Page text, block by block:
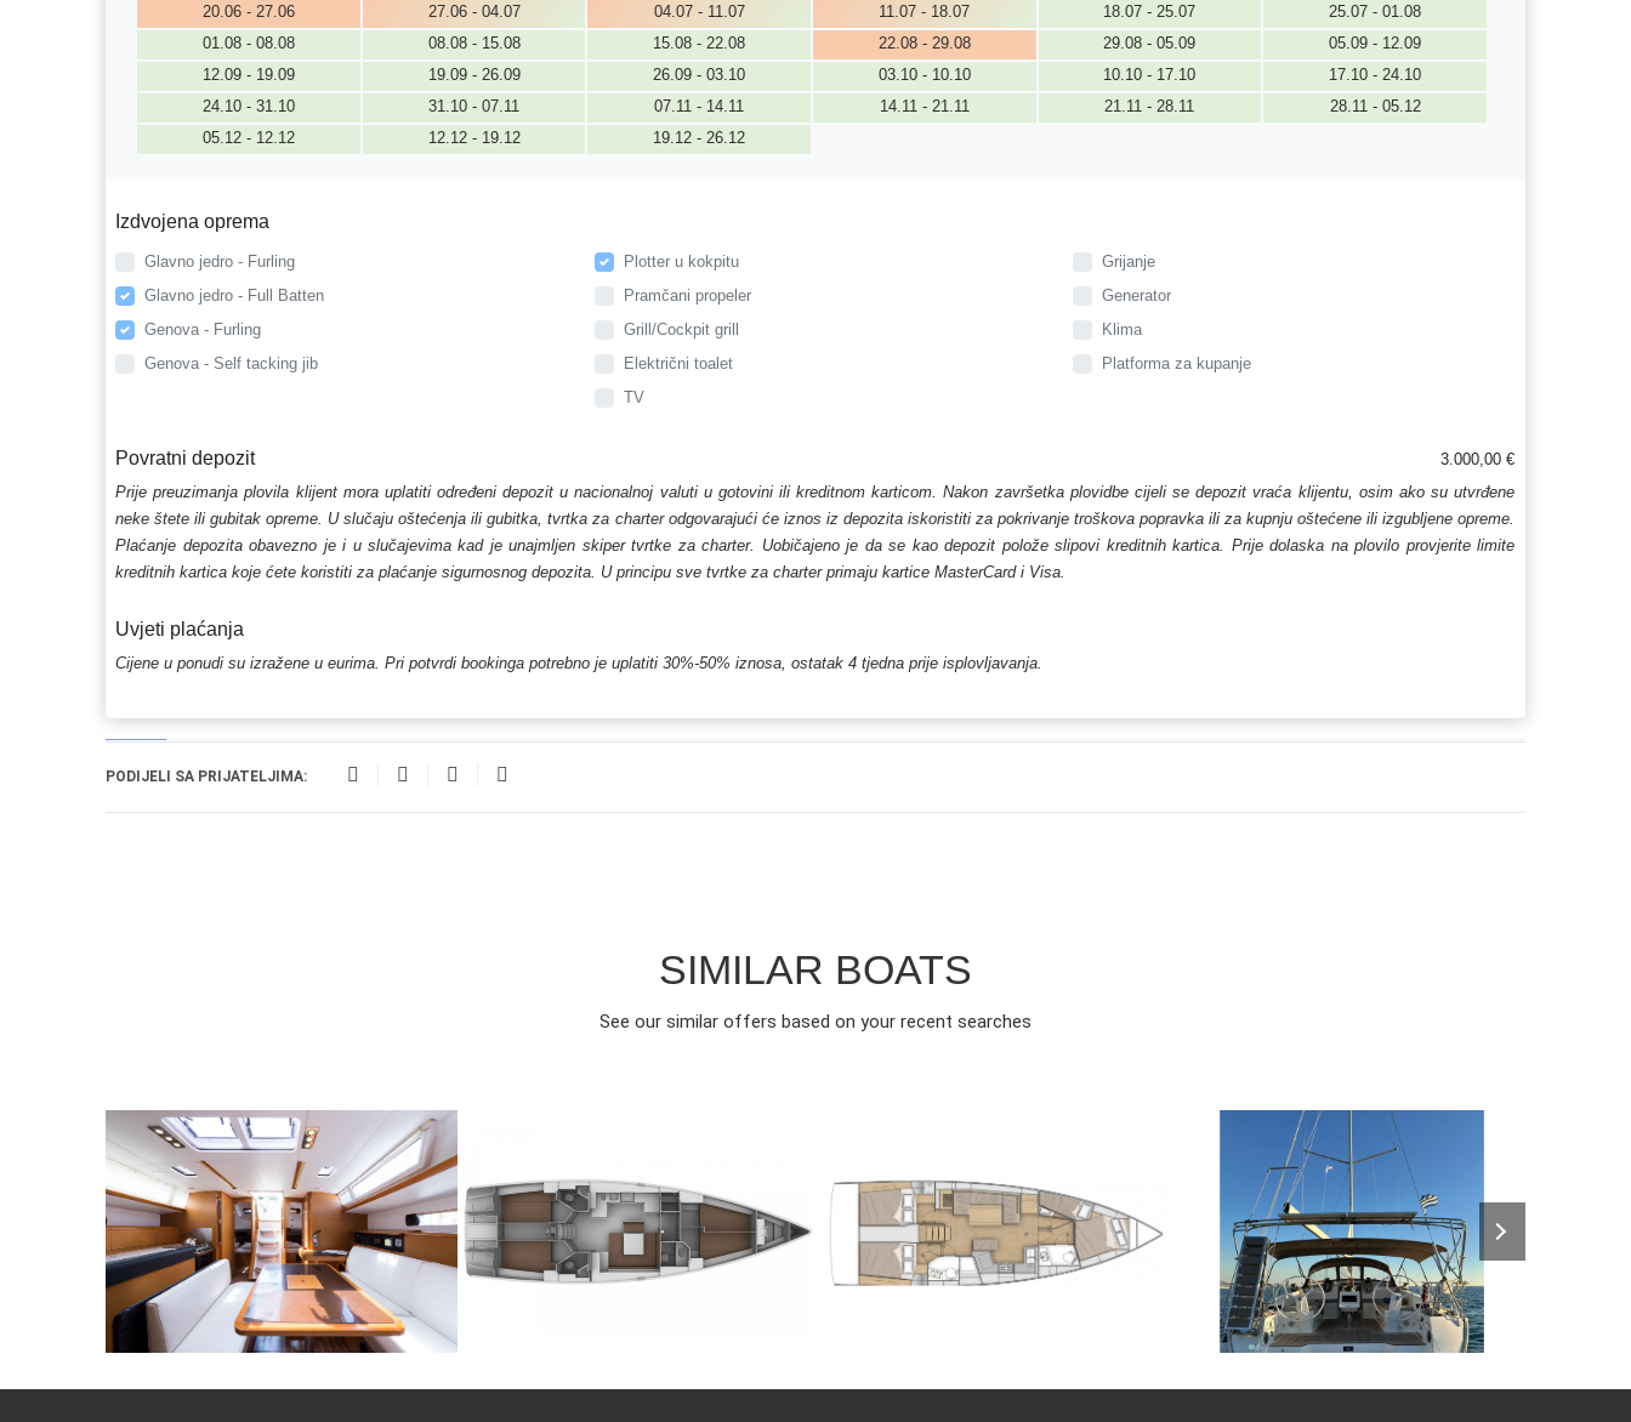
20.06 - 27.06
27.06 - 04.07 04.07 - 11.07 11.07 - 18.07 18.07 - 25.07
25.07 - 01.08
01.08 - 08.08
08.08 - 15.08 15.08 - 22.08 22.08 - 29.08 29.08 - 05.09
05.09 - 12.09
12.09 - 19.09
19.09 - 26.09 26.09 - 03.10 03.10 - 10.10 10.10 - 17.10
17.10 - 24.10
24.10 - 31.10
31.10 - 07.11 07.11 - 14.11 14.11 - 21.11 21.11 - 28.11
28.11 - 05.12
05.12 - 12.12
12.12 - 19.12 19.12 - 26.12
Izdvojena oprema
Glavno jedro - Furling
Glavno jedro - Full Batten
Genova - Furling
Genova - Self tacking jib
Plotter u kokpitu
Pramčani propeler
Grill/Cockpit grill
Električni toalet
TV
Grijanje
Generator
Klima
Platforma za kupanje
Povratni depozit
3.000,00 €
Prije preuzimanja plovila klijent mora uplatiti određeni depozit u nacionalnoj valuti u gotovini ili kreditnom karticom. Nakon završetka plovidbe cijeli se depozit vraća klijentu, osim ako su utvrđene
neke štete ili gubitak opreme. U slučaju oštećenja ili gubitka, tvrtka za charter odgovarajući će iznos iz depozita iskoristiti za pokrivanje troškova popravka ili za kupnju oštećene ili izgubljene opreme.
Plaćanje depozita obavezno je i u slučajevima kad je unajmljen skiper tvrtke za charter. Uobičajeno je da se kao depozit polože slipovi kreditnih kartica. Prije dolaska na plovilo provjerite limite
kreditnih kartica koje ćete koristiti za plaćanje sigurnosnog depozita. U principu sve tvrtke za charter primaju kartice MasterCard i Visa.
Uvjeti plaćanja
Cijene u ponudi su izražene u eurima. Pri potvrdi bookinga potrebno je uplatiti 30%-50% iznosa, ostatak 4 tjedna prije isplovljavanja.
PODIJELI SA PRIJATELJIMA:
SIMILAR BOATS
See our similar offers based on your recent searches
PERSON
2016
YEAR
4
CABINS
FROM € PERSON
2023
YEAR
4
CABINS
FROM €